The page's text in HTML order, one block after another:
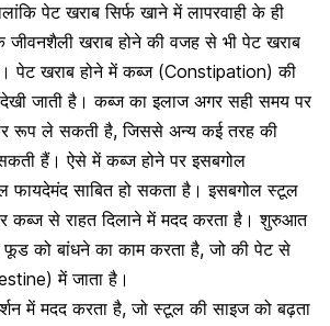
पेट खराब सिर्फ खाने में लापरवाही के ही
जीवनशैली खराब होने की वजह से भी पेट खराब
पेट खराब होने मेंकब्ज (Constipation) की
जाती है।कब्ज का इलाजअगर सही समय पर
रूप ले सकती है, जिससे अन्य कई तरह की
सकती हैं। ऐसे में कब्ज होने पर इसबगोल
फायदेमंद साबित हो सकता है।इसबगोल स्टूल
कब्ज से राहत दिलाने में मदद करता है। शुरुआत
को बांधने का काम करता है, जो की पेट से
में जाता है।
में मदद करता है, जो स्टूल की साइज को बढ़ता